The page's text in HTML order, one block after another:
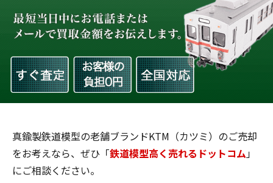
真鍮製鉄道模型の老舗ブランドKTM（カツミ）のご売却
をお考えなら、ぜひ「鉄道模型高く売れるドットコム 」
にご相談ください。